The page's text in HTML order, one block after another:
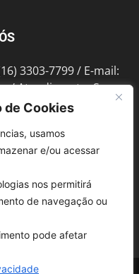
de Cookies
usamos
e/ou acessar
nos permitirá
de navegação ou
pode afetar
3303-7799 / E-mail:
/ Atendimento: Seg a
Bento de Abreu, 889